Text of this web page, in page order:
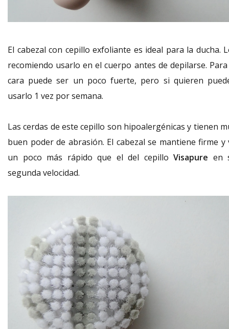
El cabezal con cepillo exfoliante es ideal para la ducha.
recomiendo usarlo en el cuerpo antes de depilarse.
cara puede ser un poco fuerte, pero si quieren
usarlo 1 vez por semana.
Las cerdas de este cepillo son hipoalergénicas y tienen
buen poder de abrasión. El cabezal se mantiene firme y
un poco más rápido que el del cepillo Visapure en
segunda velocidad.